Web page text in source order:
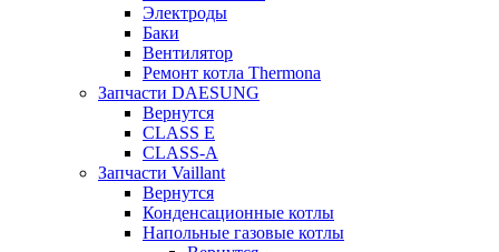
Электроды
Баки
Вентилятор
Ремонт котла Thermona
Запчасти DAESUNG
Вернутся
CLASS E
CLASS-A
Запчасти Vaillant
Вернутся
Конденсационные котлы
Напольные газовые котлы